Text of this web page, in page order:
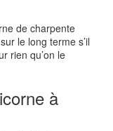
de charpente
le long terme s’il
rien qu’on le
à